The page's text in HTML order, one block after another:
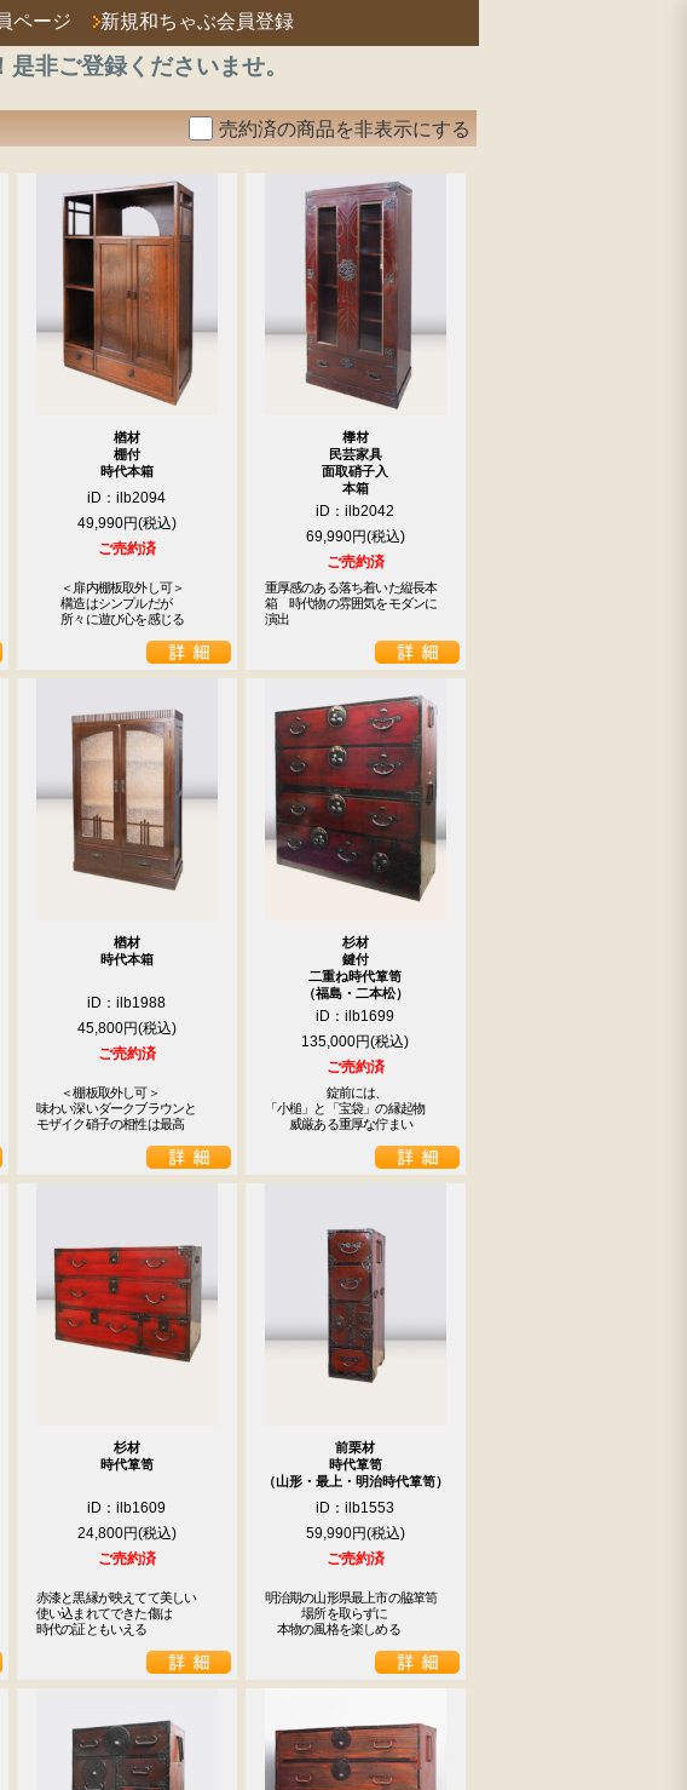
ページ 新規和ちゃぶ会員登録
非ご登録くださいませ。
売約済の商品を非表示にする
楢材
棚付
時代本箱
iD：ilb2094
49,990円
ご売約済
＜扉内棚板取外し可＞
構造はシンプルだが
所々に遊び心を感じる
﨔材
民芸家具
面取硝子入
本箱
iD：ilb2042
69,990円
ご売約済
重厚感のある落ち着いた縦長本
箱　時代物の雰囲気をモダンに
演出
楢材
時代本箱
iD：ilb1988
45,800円
ご売約済
＜棚板取外し可＞
味わい深いダークブラウンと
モザイク硝子の相性は最高
杉材
鍵付
二重ね時代箪笥
（福島・二本松）
iD：ilb1699
135,000円
ご売約済
錠前には、
「小槌」と「宝袋」の縁起物
威厳ある重厚な佇まい
杉材
時代箪笥
iD：ilb1609
24,800円
ご売約済
赤漆と黒縁が映えてて美しい
使い込まれてできた傷は
時代の証ともいえる
前栗材
時代箪笥
（山形・最上・明治時代箪笥）
iD：ilb1553
59,990円
ご売約済
明治期の山形県最上市の脇箪笥
場所を取らずに
本物の風格を楽しめる